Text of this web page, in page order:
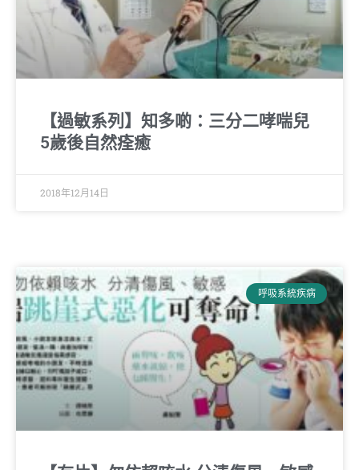
【過敏系列】知多啲：三分二哮喘兒
5歲後自然痊癒
2018年12月14日
呼吸系統疾病